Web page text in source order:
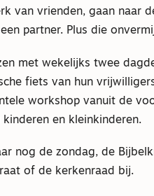
van vrienden, gaan naar
partner. Plus die
met wekelijks twee
fiets van hun
workshop vanuit de
en kleinkinderen.
nog de zondag, de
of de kerkenraad bij.